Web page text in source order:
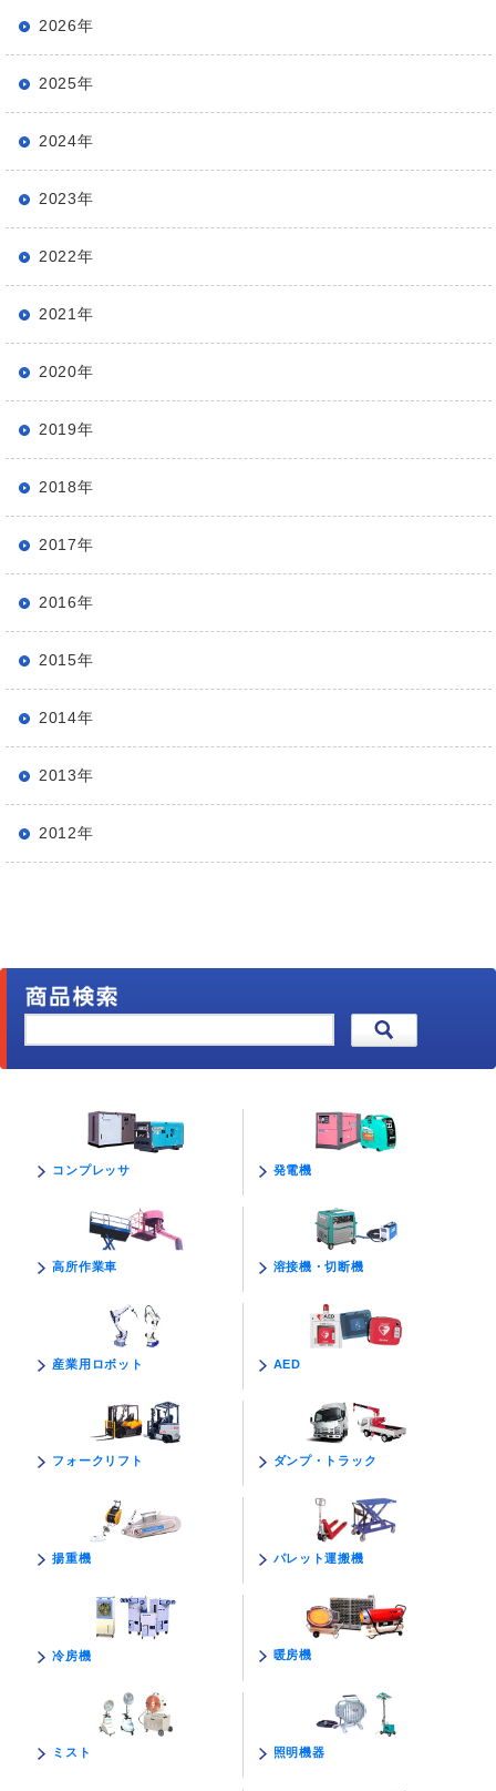
2026年
2025年
2024年
2023年
2022年
2021年
2020年
2019年
2018年
2017年
2016年
2015年
2014年
2013年
2012年
コンプレッサ 発電機
高所作業車 溶接機・切断機
産業用ロボット AED
フォークリフト ダンプ・トラック
揚重機 パレット運搬機
冷房機 暖房機
ミスト 照明機器